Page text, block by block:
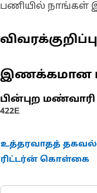
பணியில் நாங்கள்
இணக்கமான
பின்புற
422E
உத்தரவாதத்
ரிட்டர்ன் கொள்கை